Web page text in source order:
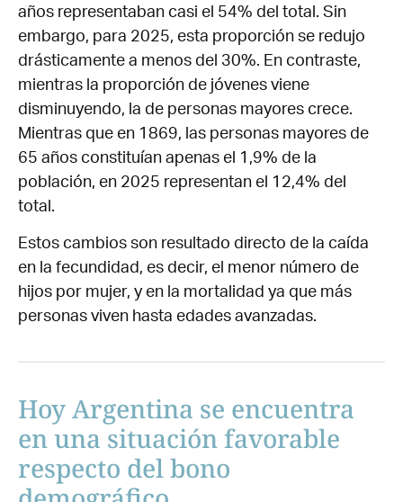
años representaban casi el 54% del total. Sin
embargo, para 2025, esta proporción se redujo
drásticamente a menos del 30%. En contraste,
mientras la proporción de jóvenes viene
disminuyendo, la de personas mayores crece.
Mientras que en 1869, las personas mayores de
65 años constituían apenas el 1,9% de la
población, en 2025 representan el 12,4% del
total.
Estos cambios son resultado directo de la caída
en la fecundidad, es decir, el menor número de
hijos por mujer, y en la mortalidad ya que más
personas viven hasta edades avanzadas.
Hoy Argentina se encuentra
en una situación favorable
respecto del bono